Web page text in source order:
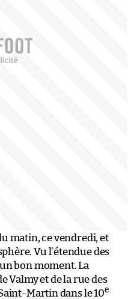
matin, ce vendredi, et
Vu l’étendue des
bon moment. La
Valmy et de la rue des
Martin dans le 10e